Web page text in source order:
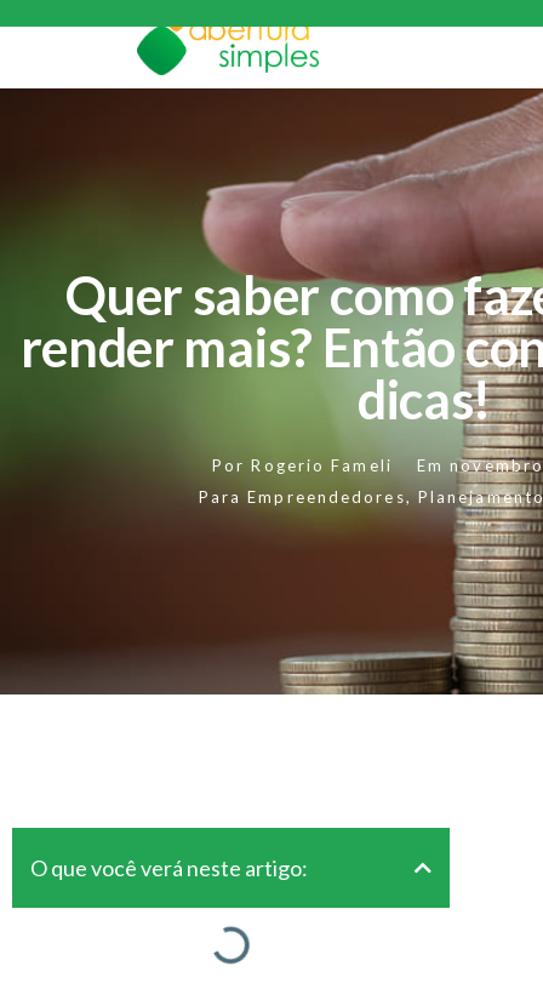
Quer saber como
render mais? Então
dicas!
Por Rogerio Fameli Em
Para Empreendedores,
O que você verá neste artigo: